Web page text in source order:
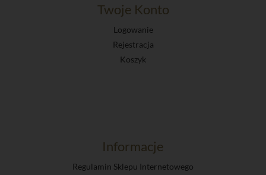
Twoje Konto
Logowanie
Rejestracja
Koszyk
Informacje
Regulamin Sklepu Internetowego